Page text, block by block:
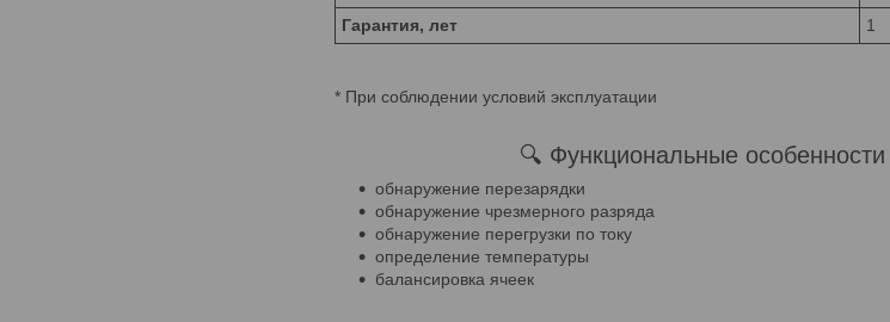
Гарантия, лет
1
* При соблюдении условий эксплуатации
🔍 Функциональные
обнаружение перезарядки
обнаружение чрезмерного разряда
обнаружение перегрузки по току
определение температуры
балансировка ячеек